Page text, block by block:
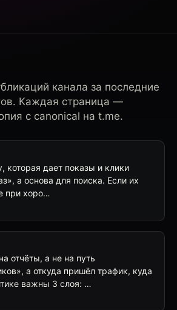
канала за последние
Каждая страница —
с canonical на t.me.
которая дает показы и клики
а основа для поиска. Если их
при хоро…
отчёты, а не на путь
а откуда пришёл трафик, куда
важны 3 слоя: …